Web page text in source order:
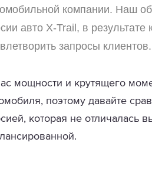
компании. Наш
авто X-Trail, в
запросы клиентов.
мощности и крутящего
поэтому давайте
которая не отличалась